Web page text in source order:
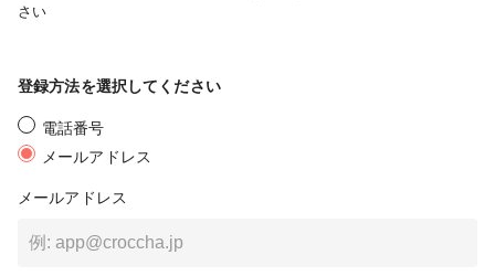
さい
登録方法を選択してください
電話番号
メールアドレス
メールアドレス